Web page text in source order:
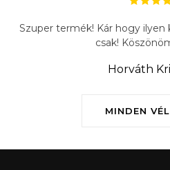
MINDEN
Szuper termék! Kár hogy ilyen
csak!
Horváth